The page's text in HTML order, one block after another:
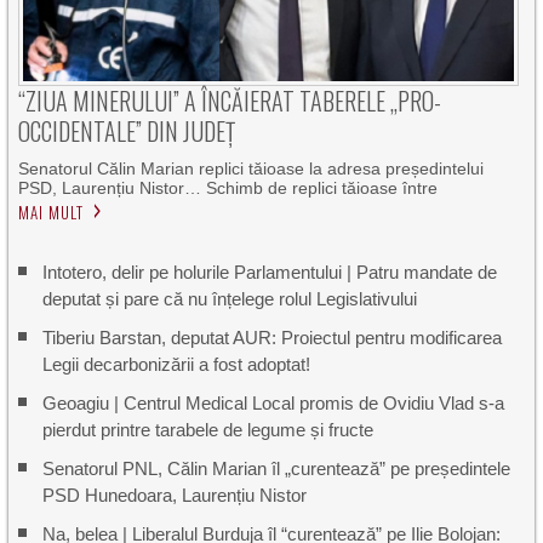
“ZIUA MINERULUI” A ÎNCĂIERAT TABERELE „PRO-
OCCIDENTALE” DIN JUDEȚ
Senatorul Călin Marian replici tăioase la adresa președintelui
PSD, Laurențiu Nistor… Schimb de replici tăioase între
MAI MULT
Intotero, delir pe holurile Parlamentului | Patru mandate de
deputat și pare că nu înțelege rolul Legislativului
Tiberiu Barstan, deputat AUR: Proiectul pentru modificarea
Legii decarbonizării a fost adoptat!
Geoagiu | Centrul Medical Local promis de Ovidiu Vlad s-a
pierdut printre tarabele de legume și fructe
Senatorul PNL, Călin Marian îl „curentează” pe președintele
PSD Hunedoara, Laurențiu Nistor
Na, belea | Liberalul Burduja îl “curentează” pe Ilie Bolojan: